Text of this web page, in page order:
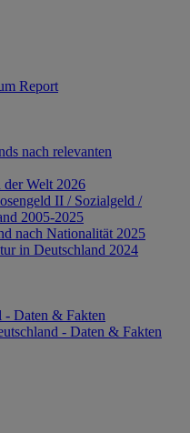
Report
nach relevanten
der Welt 2026
II / Sozialgeld /
2005-2025
nach Nationalität 2025
in Deutschland 2024
- Daten & Fakten
- Daten & Fakten